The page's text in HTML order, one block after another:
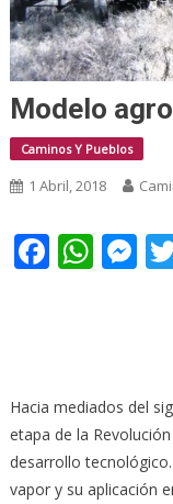
Modelo
Caminos Y Pueblos
1 Abril, 2018
Hacia mediados del
etapa de la
desarrollo
vapor y su aplicación